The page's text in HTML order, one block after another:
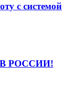
с системой
В РОССИИ!